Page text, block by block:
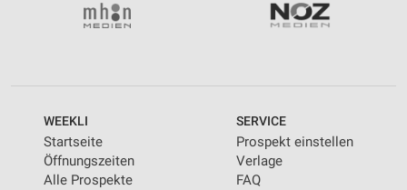
WEEKLI
Startseite
Öffnungszeiten
Alle Prospekte
SERVICE
Prospekt einstellen
Verlage
FAQ